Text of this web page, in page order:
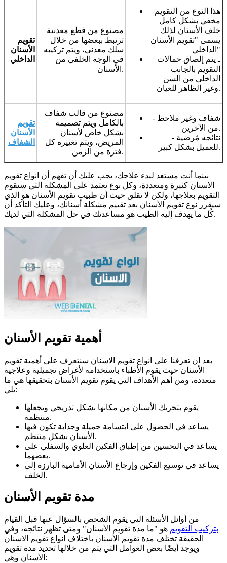
تقويم
الأسنان
الداخلي
مصنوع من قطع معدنية
ترتبط ببعضها من خلال
سلك معدني، ويتم تركيبه
في الوجه الخلفي من
الأسنان.
هذا النوع من التقويم
مخفي بشكل كامل
خلف الأسنان لذلك
يسمى "تقويم الأسنان
الداخلي"
ـ يتم إلصاق حمالات
التقويم بالجانب
الداخلي من السن
وغير الظاهر للعيان.
تقويم
الأسنان
الشفاف
مصنوع من قالب شفاف
بالكامل ويتم تصميمه
بشكل خاص لأسنان
المريض، ويتم تغييره كل
فترة من الزمن.
- شفاف وغير ملاحظ
من الآخرين.
- نتائجه مُرضية
للعميل بشكل كبير.
بينما أنت مستعد لبدء علاجك، يجب عليك أن تفهم أن انواع تقويم
الاسنان كثيرة ومتعددة، وكل نوع يعتمد على المشكلة التي سيقوم
التقويم بعلاجها، ولكن لا تقلق حيث أن طبيب تقويم الأسنان هو الذي
سيقرر نوع تقويم الأسنان بعد تقييم مشكلة أسنانك، وعليك التأكد أن
كُل ما يهدف إليه الطيب هو مساعدتك في حل المشكلة التي لديك.
أهمية تقويم الأسنان
بعد ان تعرفنا على انواع تقويم الاسنان سنتعرف على أهمية تقويم
الأسنان حيث يقوم الأطباء باستخدامه لأغراض تجميلية وعلاجية
متعددة، ومن أهم الأهداف التي يقوم تقويم الأسنان بتحقيقها هي ما
يلي:
يقوم بتحريك الأسنان من مكانها بشكل تدريجي ويجعلها
منتظمة.
يساعد في الحصول على ابتسامة جميلة وجذابة تكون فيها
الأسنان بشكل منتظم.
يساعد في التحسين من إطباق الفكين العلوي والسفلي على
بعضهما.
يساعد في توسيع الفكين وإرجاع الأسنان الأمامية البارزة إلى
الخلف.
مدة تقويم الأسنان
من أوائل الأسئلة التي يقوم الشخص بالسؤال عنها قبل القيام
بتركيب التقويم هو "ما مدة تقويم الأسنان" ومتى تظهر نتائجه، وفي
الحقيقة تختلف مدة تقويم الأسنان باختلاف انواع تقويم الاسنان
ويوجد أيضًا بعض العوامل التي يتم من خلالها تحديد مدة تقويم
الأسنان وهي: